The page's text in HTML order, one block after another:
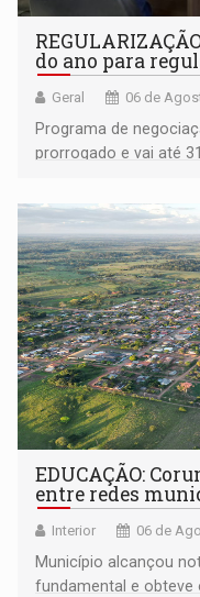
do ano para
Geral 06 de
Programa de
prorrogado e vai até
EDUCAÇÃO:
entre redes
Interior 06 de
Município alcançou
fundamental e obteve